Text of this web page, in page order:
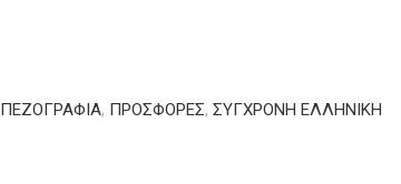
ΠΕΖΟΓΡΑΦΙΑ, ΠΡΟΣΦΟΡΕΣ, ΣΥΓΧΡΟΝΗ ΕΛΛΗΝΙΚΗ